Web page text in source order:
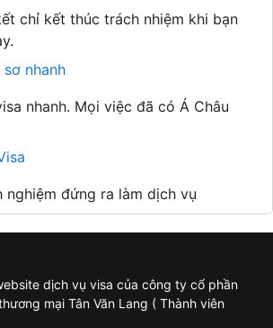
chỉ kết thúc trách nhiệm khi bạn
nhanh
nhanh. Mọi việc đã có Á Châu
nghiệm đứng ra làm dịch vụ
dịch vụ visa của công ty cổ phần
mại Tân Văn Lang ( Thành viên